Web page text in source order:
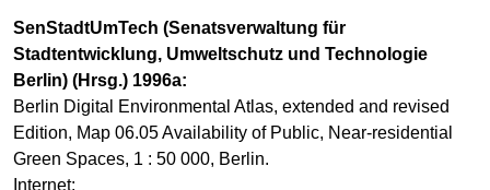
SenStadtUmTech (Senatsverwaltung für
Stadtentwicklung, Umweltschutz und Technologie
Berlin) (Hrsg.) 1996a:
Berlin Digital Environmental Atlas, extended and revised
Edition, Map 06.05 Availability of Public, Near-residential
Green Spaces, 1 : 50 000, Berlin.
Internet: